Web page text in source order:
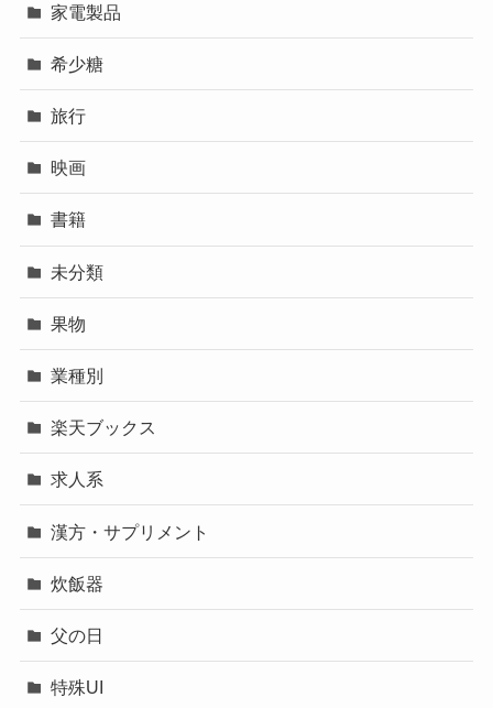
家電製品
希少糖
旅行
映画
書籍
未分類
果物
業種別
楽天ブックス
求人系
漢方・サプリメント
炊飯器
父の日
特殊UI